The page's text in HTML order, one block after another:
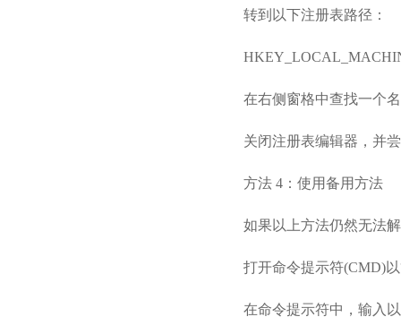
转到以下注册表路径：
在右侧窗格中查找一个
关闭注册表编辑器，并
方法 4：使用备用方法
如果以上方法仍然无法
打开命令提示符(CMD)
在命令提示符中，输入